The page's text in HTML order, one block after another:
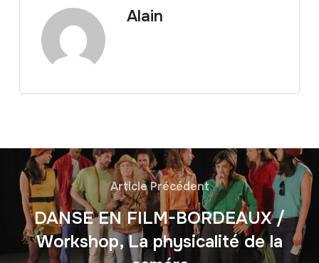
Alain
Article Précédent
DANSE EN FILM-BORDEAUX /
Workshop, La physicalité de la